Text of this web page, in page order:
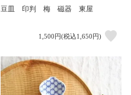
豆皿 印判 梅 磁器 東屋
1,500円(税込1,650円)